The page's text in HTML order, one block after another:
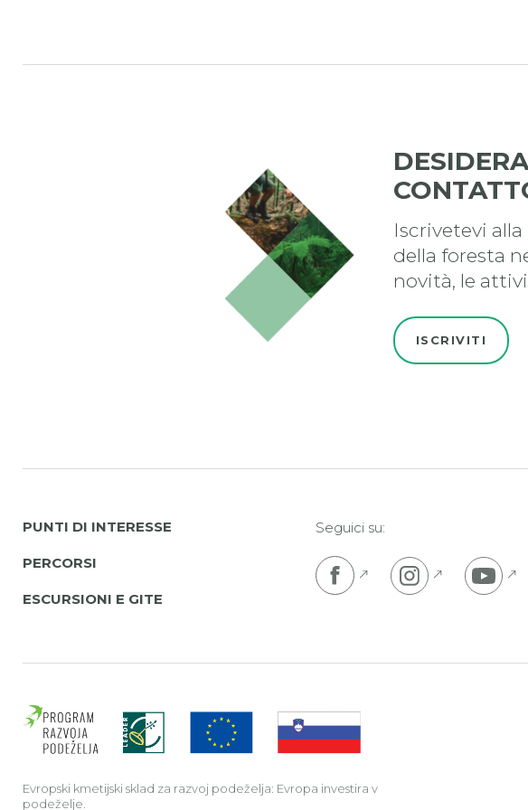
Iscrivetevi
della foresta
novità, le
ISCRIVITI
PUNTI DI INTERESSE
PERCORSI
ESCURSIONI E GITE
Seguici su:
Pojdi na Facebook
Pojdi na
Evropski kmetijski
Evropski kmetijski sklad za razvoj podeželja: Evropa investira v
podeželje.